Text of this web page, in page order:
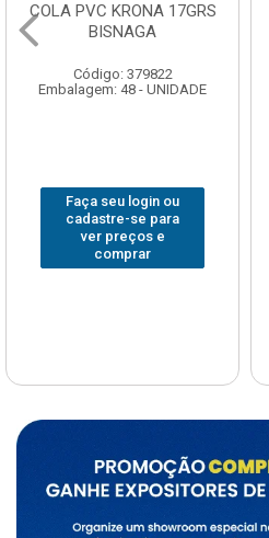
COLA PVC KRONA 17GRS
BISNAGA
Código: 379822
Embalagem: 48 - UNIDADE
Faça seu login ou
cadastre-se para
ver preços e
comprar